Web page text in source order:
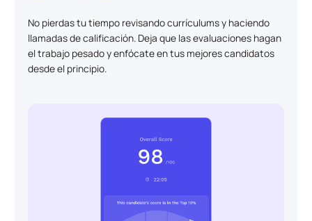
No pierdas tu tiempo revisando currículums y haciendo
llamadas de calificación. Deja que las evaluaciones hagan
el trabajo pesado y enfócate en tus mejores candidatos
desde el principio.